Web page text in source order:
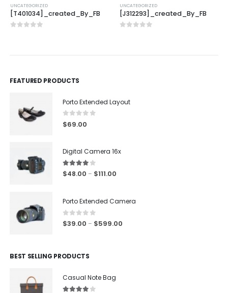
UNCATEGORIZED
[T401034]_created_By_FB
UNCATEGORIZED
[J312293]_created_By_FB
FEATURED PRODUCTS
Porto Extended Layout
0 out of 5
$69.00
Digital Camera 16x
4.00out of 5
$48.00 – $111.00
Porto Extended Camera
0out of 5
$39.00 – $599.00
BEST SELLING PRODUCTS
Casual Note Bag